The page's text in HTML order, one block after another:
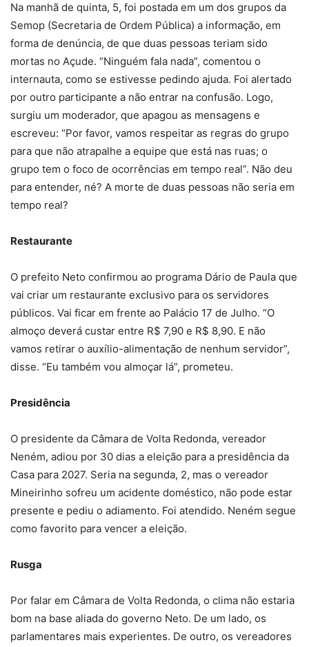
Na manhã de quinta, 5, foi postada em um dos grupos da
Semop (Secretaria de Ordem Pública) a informação, em
forma de denúncia, de que duas pessoas teriam sido
mortas no Açude. “Ninguém fala nada”, comentou o
internauta, como se estivesse pedindo ajuda. Foi alertado
por outro participante a não entrar na confusão. Logo,
surgiu um moderador, que apagou as mensagens e
escreveu: “Por favor, vamos respeitar as regras do grupo
para que não atrapalhe a equipe que está nas ruas; o
grupo tem o foco de ocorrências em tempo real”. Não deu
para entender, né? A morte de duas pessoas não seria em
tempo real?
Restaurante
O prefeito Neto confirmou ao programa Dário de Paula que
vai criar um restaurante exclusivo para os servidores
públicos. Vai ficar em frente ao Palácio 17 de Julho. “O
almoço deverá custar entre R$ 7,90 e R$ 8,90. E não
vamos retirar o auxílio-alimentação de nenhum servidor”,
disse. “Eu também vou almoçar lá”, prometeu.
Presidência
O presidente da Câmara de Volta Redonda, vereador
Neném, adiou por 30 dias a eleição para a presidência da
Casa para 2027. Seria na segunda, 2, mas o vereador
Mineirinho sofreu um acidente doméstico, não pode estar
presente e pediu o adiamento. Foi atendido. Neném segue
como favorito para vencer a eleição.
Rusga
Por falar em Câmara de Volta Redonda, o clima não estaria
bom na base aliada do governo Neto. De um lado, os
parlamentares mais experientes. De outro, os vereadores